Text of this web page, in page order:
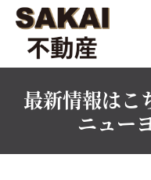
最新情報は
ニュー